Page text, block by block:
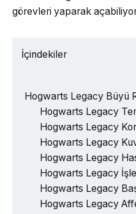
görevleri yaparak
İçindekiler
Hogwarts Legacy Büyü
Hogwarts Legacy
Hogwarts Legacy
Hogwarts Legacy
Hogwarts Legacy
Hogwarts Legacy
Hogwarts Legacy
Hogwarts Legacy